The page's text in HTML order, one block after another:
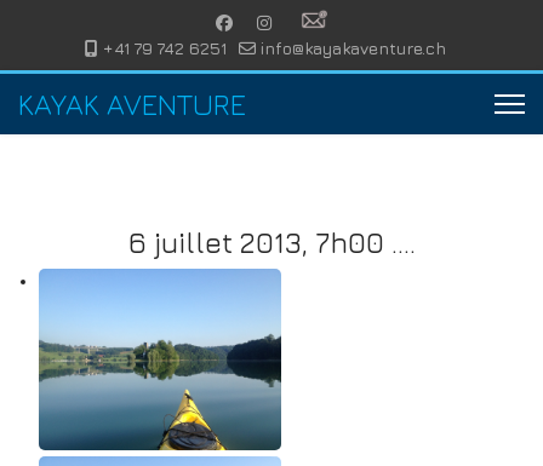
+41 79 742 6251 info@kayakaventure.ch
KAYAK AVENTURE
6 juillet 2013, 7h00 ....